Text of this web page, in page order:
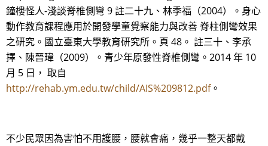
鐘樓怪人-淺談脊椎側彎 9 註二十九、林季福（2004）。身心
動作教育課程應用於開發學童覺察能力與改善 脊柱側彎效果
之研究。國立臺東大學教育研究所。頁 48。 註三十、李承
擇、陳晉瑋（2009）。青少年原發性脊椎側彎。2014 年 10
月 5 日， 取自
http://rehab.ym.edu.tw/child/AIS%209812.pdf。
不少民眾因為害怕不用護腰，腰就會痛，幾乎一整天都戴